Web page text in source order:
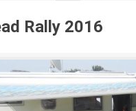
Rally 2016